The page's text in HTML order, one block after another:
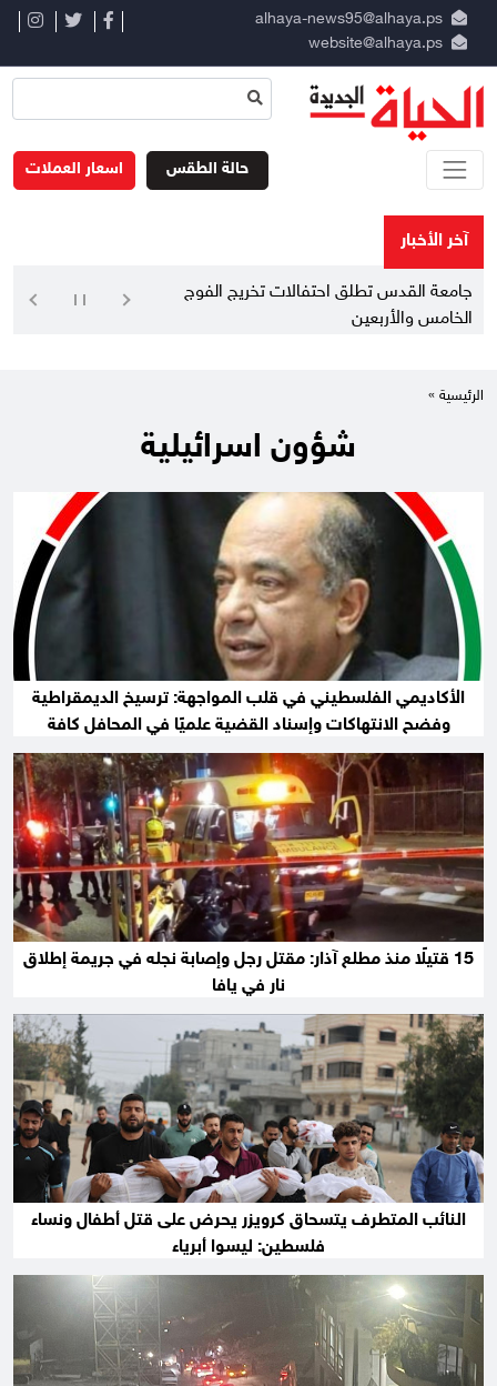
alhaya-news95@alhaya.ps
website@alhaya.ps
اسعار العملات حالة الطقس
آخر الأخبار
جامعة القدس تطلق احتفالات تخريج الفوج
الخامس والأربعين
الرئيسية »
شؤون اسرائيلية
الأكاديمي الفلسطيني في قلب المواجهة: ترسيخ الديمقراطية
وفضح الانتهاكات وإسناد القضية علميًا في المحافل كافة
15 قتيلًا منذ مطلع آذار: مقتل رجل وإصابة نجله في جريمة إطلاق
نار في يافا
النائب المتطرف يتسحاق كرويزر يحرض على قتل أطفال ونساء
فلسطين: ليسوا أبرياء